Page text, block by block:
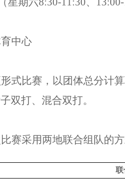
中心
式比赛，以团体总分计
双打、混合双打。
赛采用两地联合组队的
联